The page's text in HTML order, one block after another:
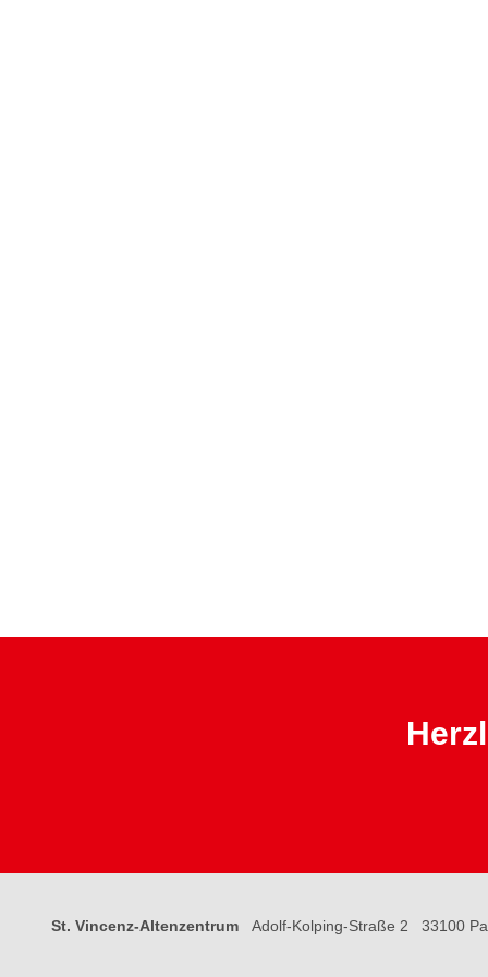
St. Vincenz-Altenzentrum Adolf-Kolping-Straße 2 33100